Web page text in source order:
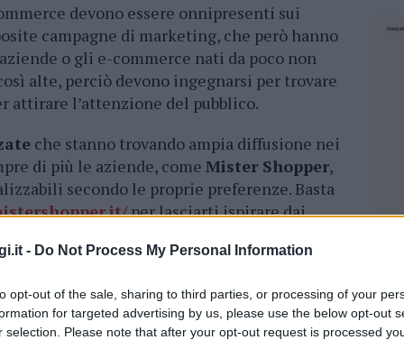
- Do Not Process My Personal Information
opt-out of the sale, sharing to third parties, or processing of your
for targeted advertising by us, please use the below opt-out
selection. Please note that after your opt-out request is processed
devono essere onnipresenti sui
campagne di marketing, che però hanno
o gli e-commerce nati da poco non
alte, perciò devono ingegnarsi per trovare
l’attenzione del pubblico.
che stanno trovando ampia diffusione nei
di più le aziende, come Mister Shopper,
secondo le proprie preferenze. Basta
per lasciarti ispirare dai
ordinare comodamente online le proprie
online? La scelta dipende ovviamente dalla
un’occhiata ai vari modelli disponibili